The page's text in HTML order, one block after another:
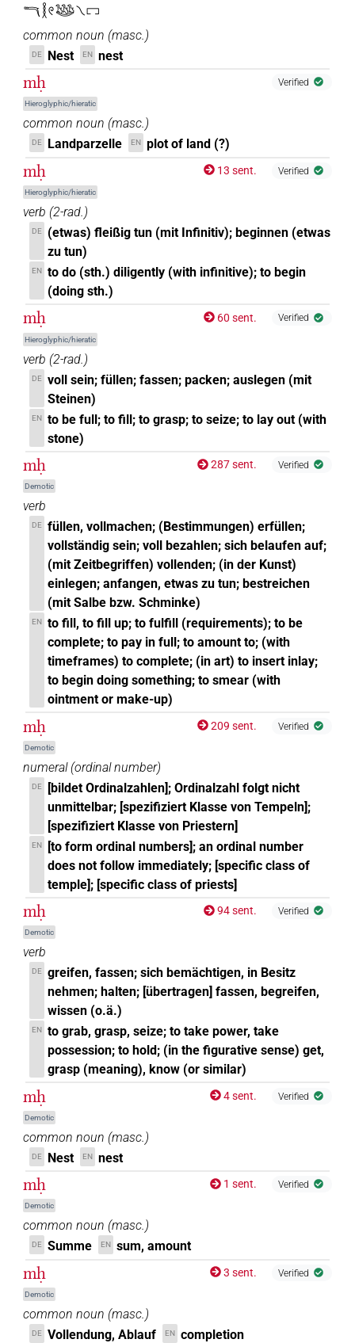
𓎔𓎛𓏲𓅸𓏯𓉐
common noun (masc.)
DE Nest EN nest
mḥ
Hieroglyphic/hieratic
Verified
common noun (masc.)
DE Landparzelle EN plot of land (?)
mḥ
Hieroglyphic/hieratic
13 sent. Verified
verb (2-rad.)
DE
(etwas) fleißig tun (mit Infinitiv); beginnen (etwas
zu tun)
EN to do (sth.) diligently (with infinitive); to begin
(doing sth.)
mḥ
Hieroglyphic/hieratic
60 sent. Verified
verb (2-rad.)
DE
voll sein; füllen; fassen; packen; auslegen (mit
Steinen)
EN to be full; to fill; to grasp; to seize; to lay out (with
stone)
mḥ
Demotic
287 sent. Verified
verb
DE füllen, vollmachen; (Bestimmungen) erfüllen;
vollständig sein; voll bezahlen; sich belaufen auf;
(mit Zeitbegriffen) vollenden; (in der Kunst)
einlegen; anfangen, etwas zu tun; bestreichen
(mit Salbe bzw. Schminke)
EN to fill, to fill up; to fulfill (requirements); to be
complete; to pay in full; to amount to; (with
timeframes) to complete; (in art) to insert inlay;
to begin doing something; to smear (with
ointment or make-up)
mḥ
Demotic
209 sent. Verified
numeral (ordinal number)
DE
[bildet Ordinalzahlen]; Ordinalzahl folgt nicht
unmittelbar; [spezifiziert Klasse von Tempeln];
[spezifiziert Klasse von Priestern]
EN
[to form ordinal numbers]; an ordinal number
does not follow immediately; [specific class of
temple]; [specific class of priests]
mḥ
Demotic
94 sent. Verified
verb
DE greifen, fassen; sich bemächtigen, in Besitz
nehmen; halten; [übertragen] fassen, begreifen,
wissen (o.ä.)
EN to grab, grasp, seize; to take power, take
possession; to hold; (in the figurative sense) get,
grasp (meaning), know (or similar)
mḥ
Demotic
4 sent. Verified
common noun (masc.)
DE Nest EN nest
mḥ
Demotic
1 sent. Verified
common noun (masc.)
DE Summe EN sum, amount
mḥ
Demotic
3 sent. Verified
common noun (masc.)
DE Vollendung, Ablauf EN completion